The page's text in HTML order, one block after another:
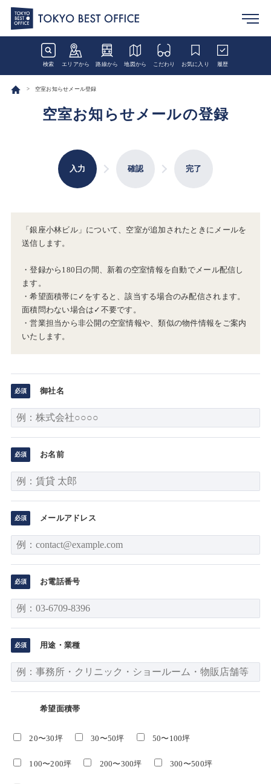
検索 エリアから 路線から 地図から こだわり お気に入り 履歴
空室お知らせメール登録
空室お知らせメールの登録
入力 確認 完了
「銀座小林ビル」について、空室が追加されたときにメールを
送信します。
・登録から180日の間、新着の空室情報を自動でメール配信し
ます。
・希望面積帯に✓をすると、該当する場合のみ配信されます。
面積問わない場合は✓不要です。
・営業担当から非公開の空室情報や、類似の物件情報をご案内
いたします。
御社名
お名前
メールアドレス
お電話番号
用途・業種
希望面積帯
20〜30坪 30〜50坪 50〜100坪
100〜200坪 200〜300坪 300〜500坪